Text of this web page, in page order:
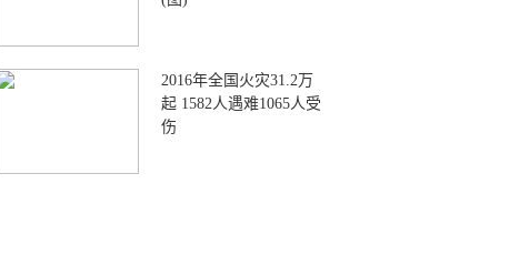
2016年全国火灾31.2万
起 1582人遇难1065人受
伤